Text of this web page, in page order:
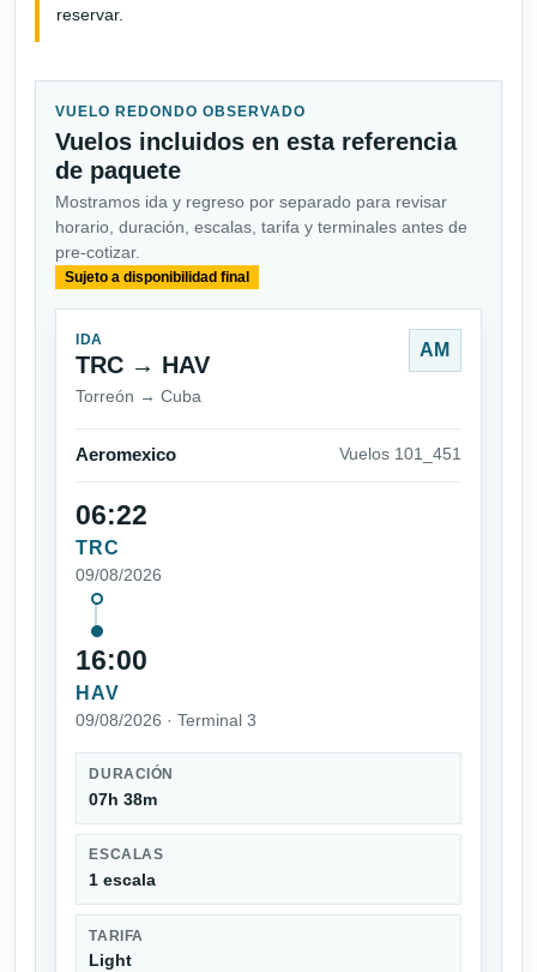
reservar.
VUELO REDONDO OBSERVADO
Vuelos incluidos en esta referencia
de paquete
Mostramos ida y regreso por separado para revisar
horario, duración, escalas, tarifa y terminales antes de
pre-cotizar.
Sujeto a disponibilidad final
IDA
TRC → HAV
Torreón → Cuba
AM
Aeromexico Vuelos 101_451
06:22
TRC
09/08/2026
16:00
HAV
09/08/2026 · Terminal 3
DURACIÓN
07h 38m
ESCALAS
1 escala
TARIFA
Light